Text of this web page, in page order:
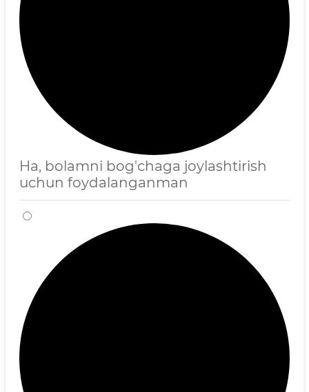
Ha, bolamni bog'chaga joylashtirish
uchun foydalanganman